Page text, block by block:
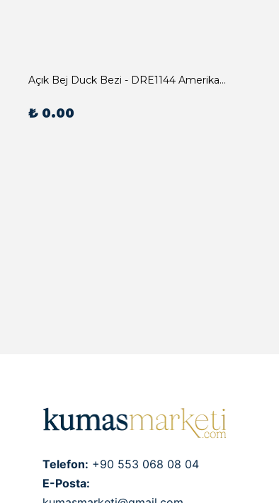
Açık Bej Duck Bezi - DRE1144 Amerikan Servis
₺ 0.00
Telefon: +90 553 068 08 04
E-Posta: